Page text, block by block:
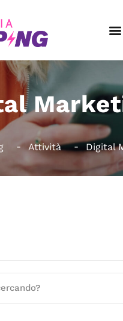
Attività Digital